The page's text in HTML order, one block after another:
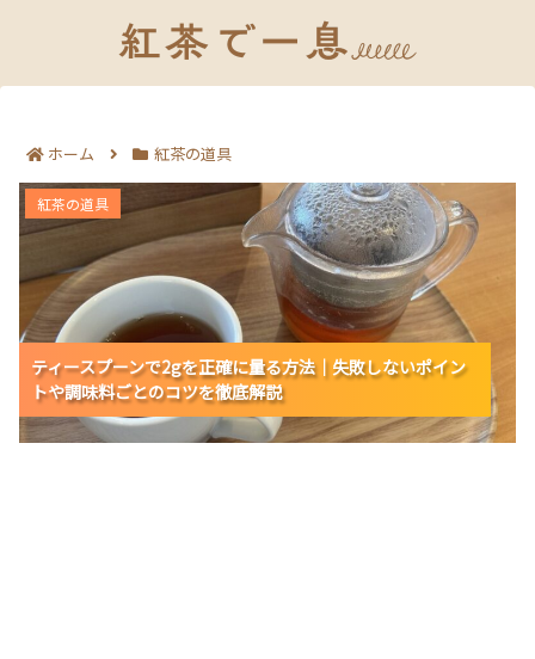
ホーム 紅茶の道具
ティースプーンで2gを正確に量る方法｜失敗しないポイ
ントや調味料ごとのコツを徹底解説
ティースプーンで2gを正確に量る方法｜失敗しないポイン
トや調味料ごとのコツを徹底解説
ティースプーンで2gを正確に量る方法｜失敗しないポイン
トや調味料ごとのコツを徹底解説
ティースプーンで2gを正確に量る方法｜失敗しないポイン
トや調味料ごとのコツを徹底解説
紅茶の道具